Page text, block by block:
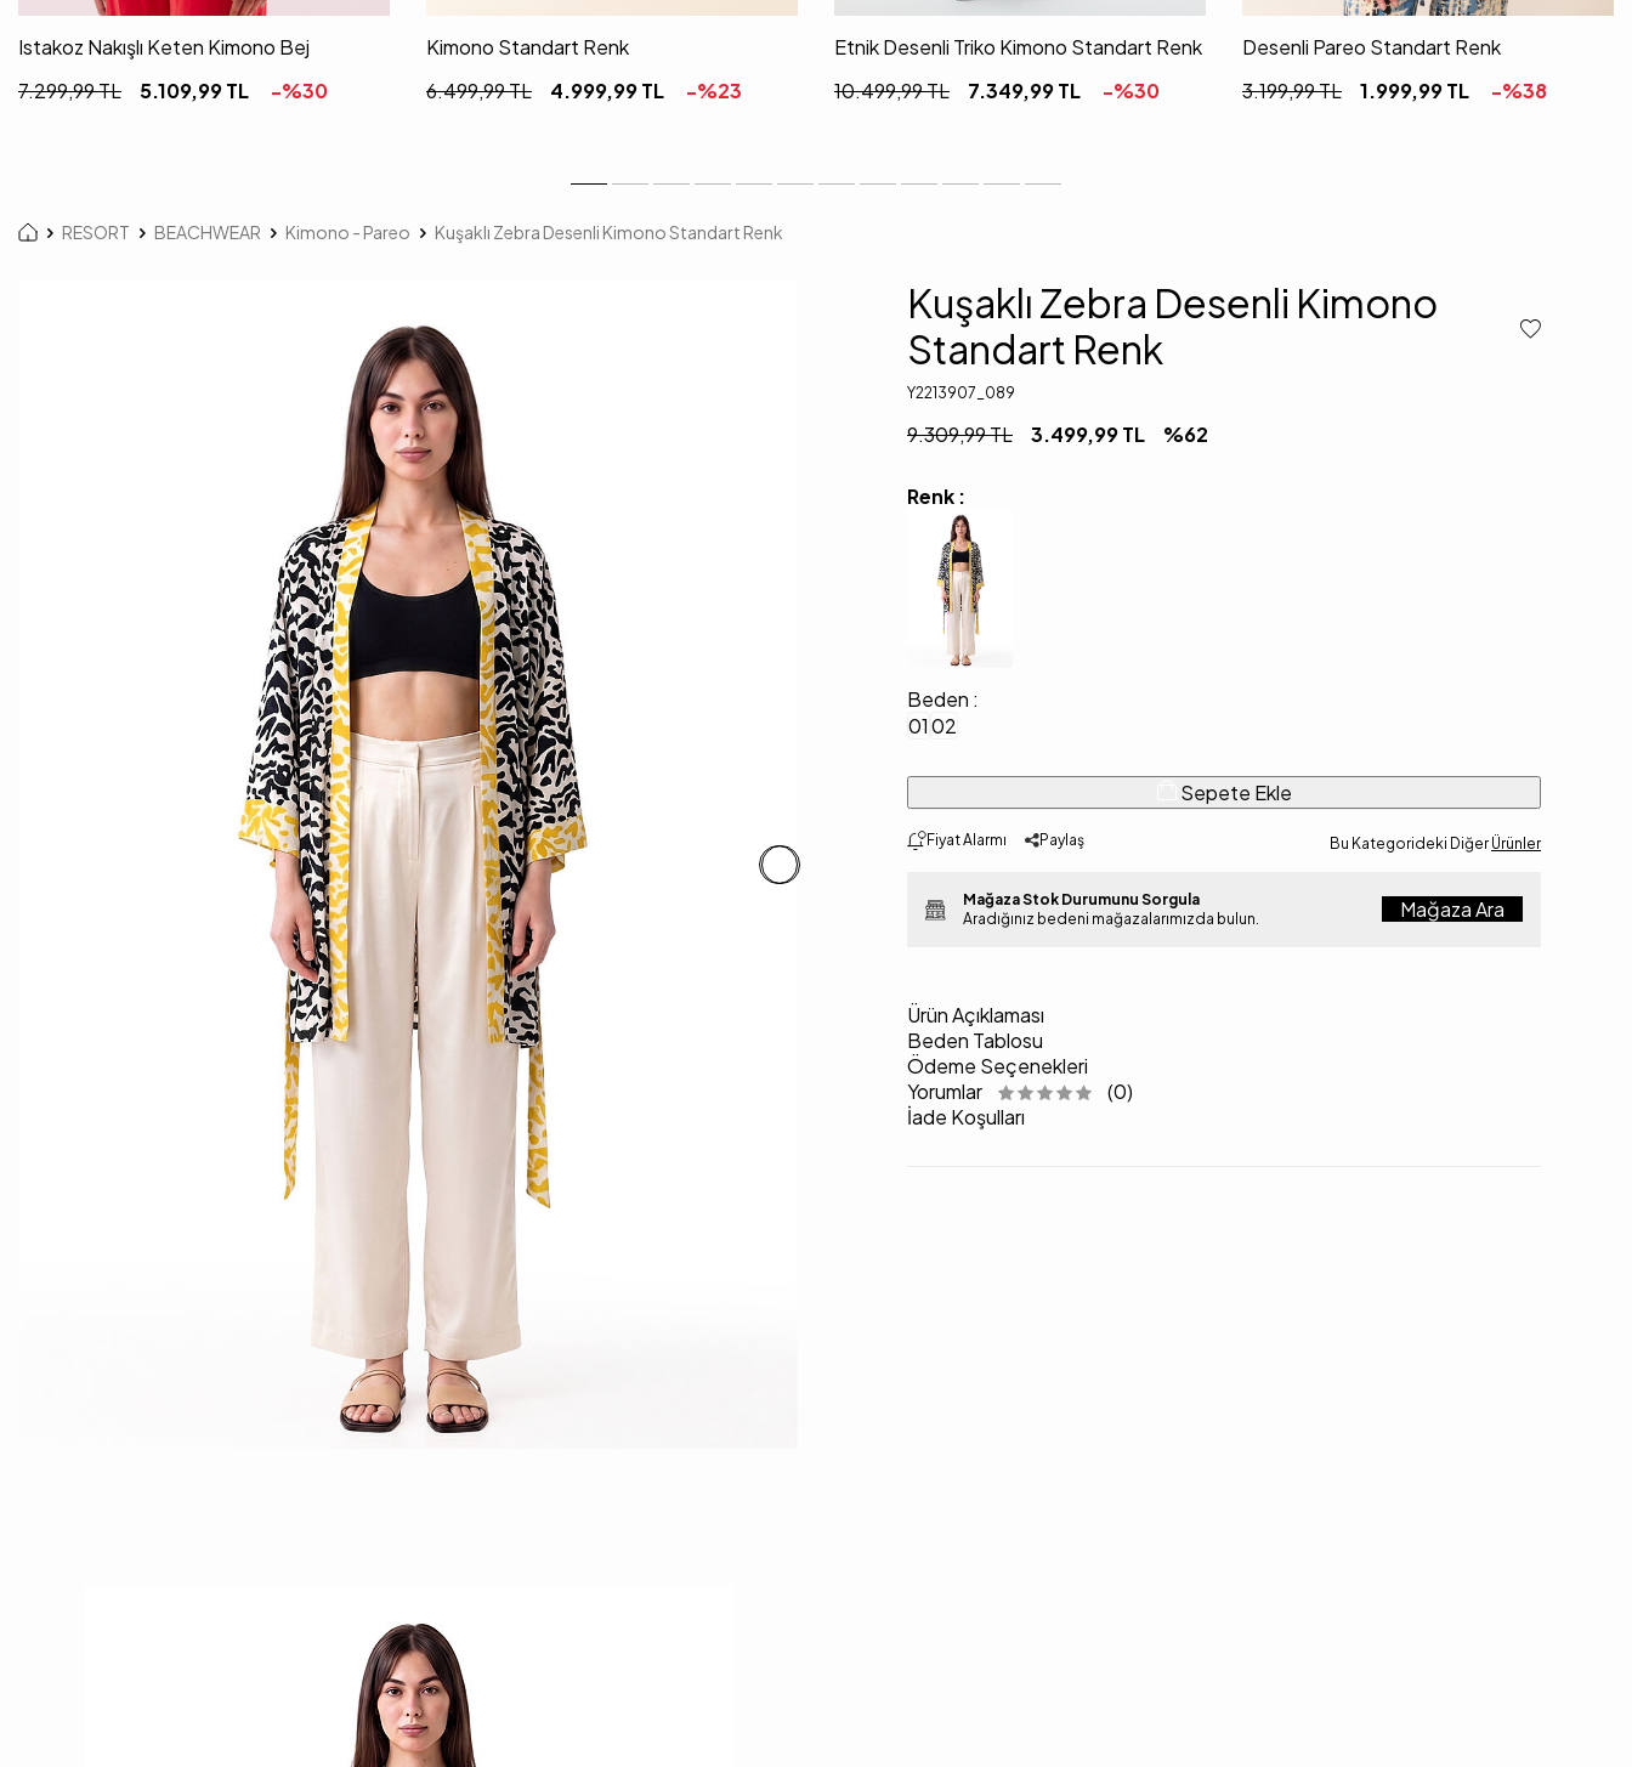
Istakoz Nakışlı Keten Kimono Bej
7.299,99TL 5.109,99TL -%30
Kimono Standart Renk
6.499,99TL 4.999,99TL -%23
Etnik Desenli Triko Kimono Standart Renk
10.499,99TL 7.349,99TL -%30
Desenli Pareo Standart Renk
3.199,99TL 1.999,99TL -%38
RESORT BEACHWEAR Kimono - Pareo Kuşaklı Zebra Desenli Kimono Standart Renk
Kuşaklı Zebra Desenli Kimono
Standart Renk
Y2213907_089
9.309,99TL 3.499,99TL %62
Renk :
Beden :
0102
Sepete Ekle
Fiyat Alarmı Paylaş Bu Kategorideki Diğer Ürünler
Mağaza Stok Durumunu Sorgula
Aradığınız bedeni mağazalarımızda bulun.
Mağaza Ara
Ürün Açıklaması
Beden Tablosu
Ödeme Seçenekleri
Yorumlar
(0)
İade Koşulları